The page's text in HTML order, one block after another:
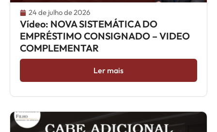
24 de julho de 2026
Vídeo: NOVA SISTEMÁTICA DO
EMPRÉSTIMO CONSIGNADO – VIDEO
COMPLEMENTAR
Ler mais